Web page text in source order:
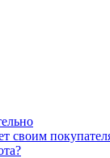
своим